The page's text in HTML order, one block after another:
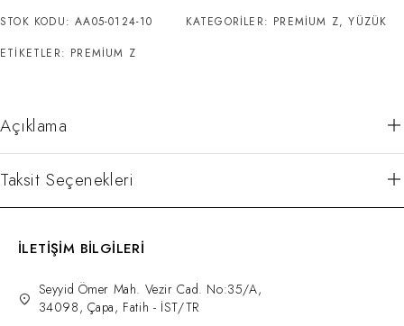
STOK KODU:AA05-0124-10 KATEGORILER: PREMIUM Z,YÜZÜK
ETIKETLER: PREMIUM Z
Açıklama
Taksit Seçenekleri
İLETİŞİM BİLGİLERİ
Seyyid Ömer Mah. Vezir Cad. No:35/A,
34098, Çapa, Fatih - İST/TR